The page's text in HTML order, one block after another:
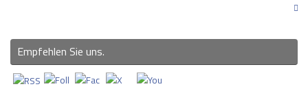
Empfehlen Sie uns.